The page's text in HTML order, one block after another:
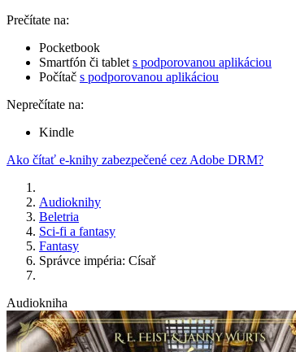
Prečítate na:
Pocketbook
Smartfón či tablet s podporovanou aplikáciou
Počítač s podporovanou aplikáciou
Neprečítate na:
Kindle
Ako čítať e-knihy zabezpečené cez Adobe DRM?
Audioknihy
Beletria
Sci-fi a fantasy
Fantasy
Správce impéria: Císař
Audiokniha